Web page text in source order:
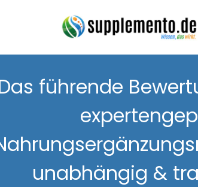
führende
unabhängig &